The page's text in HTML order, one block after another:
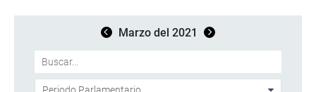
Marzo del 2021